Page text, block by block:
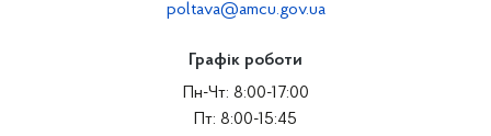
poltava@amcu.gov.ua
Графік роботи
Пн-Чт: 8:00-17:00
Пт: 8:00-15:45